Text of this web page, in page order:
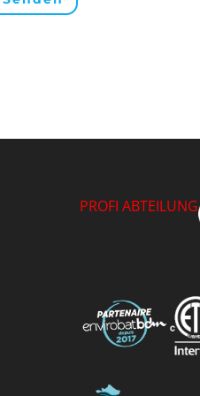
PROFI ABTEILUNG